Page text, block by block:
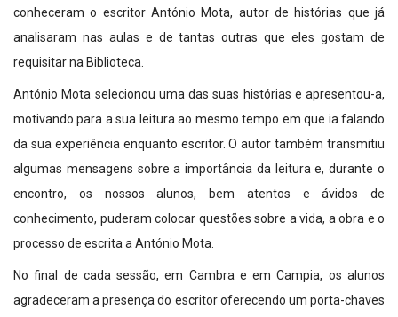
conheceram o escritor António Mota, autor de histórias que já
analisaram nas aulas e de tantas outras que eles gostam de
requisitar na Biblioteca.
António Mota selecionou uma das suas histórias e apresentou-a,
motivando para a sua leitura ao mesmo tempo em que ia falando
da sua experiência enquanto escritor. O autor também transmitiu
algumas mensagens sobre a importância da leitura e, durante o
encontro, os nossos alunos, bem atentos e ávidos de
conhecimento, puderam colocar questões sobre a vida, a obra e o
processo de escrita a António Mota.
No final de cada sessão, em Cambra e em Campia, os alunos
agradeceram a presença do escritor oferecendo um porta-chaves